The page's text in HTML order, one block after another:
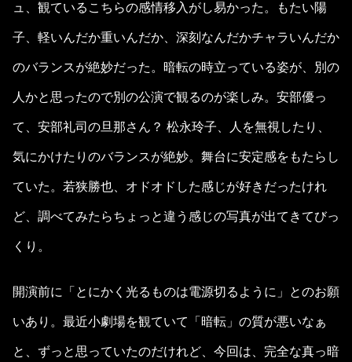
ュ、観ているこちらの感情移入がし易かった。もたい陽
子、軽いんだか重いんだか、深刻なんだかチャラいんだか
のバランスが絶妙だった。暗転の時立っている姿が、別の
人かと思ったので別の公演で観るのが楽しみ。安部優っ
て、安部礼司の旦那さん？ 松永玲子、人を無視したり、
気にかけたりのバランスが絶妙。舞台に安定感をもたらし
ていた。若狭勝也、オドオドした感じが好きだったけれ
ど、調べてみたらちょっと違う感じの写真が出てきてびっ
くり。
開演前に「とにかく光るものは電源切るように」とのお願
いあり。最近小劇場を観ていて「暗転」の質が悪いなぁ
と、ずっと思っていたのだけれど、今回は、完全な真っ暗